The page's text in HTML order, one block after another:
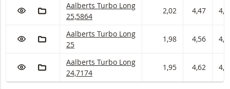
VOEG TOE AAN WATCHLIST
AAN PORTFOLIO TOEVOEGEN
Aalberts Turbo met ISIN code:
Aalberts Turbo Long
25,5864
2,02 4,47
VOEG TOE AAN WATCHLIST
AAN PORTFOLIO TOEVOEGEN
Aalberts Turbo met ISIN code:
Aalberts Turbo Long
25
1,98 4,56
VOEG TOE AAN WATCHLIST
AAN PORTFOLIO TOEVOEGEN
Aalberts Turbo met ISIN code:
Aalberts Turbo Long
24,7174
1,95 4,62